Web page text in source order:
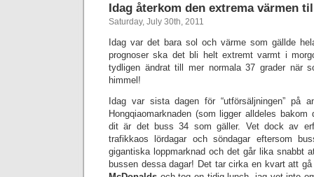
Idag återkom den extrema värmen
Saturday, July 30th, 2011
Idag var det bara sol och värme som gällde
prognoser ska det bli helt extremt varmt i
tydligen ändrat till mer normala 37 grader när
himmel!
Idag var sista dagen för “utförsäljningen” på
Hongqiaomarknaden (som ligger alldeles
dit är det buss 34 som gäller. Vet dock av
trafikkaos lördagar och söndagar eftersom
gigantiska loppmarknad och det går lika snabbt
bussen dessa dagar! Det tar cirka en kvart att